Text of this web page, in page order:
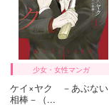
少女・女性マンガ
ケイ×ヤク －あぶない
相棒－（...